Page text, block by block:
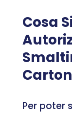
Cosa
Per poter